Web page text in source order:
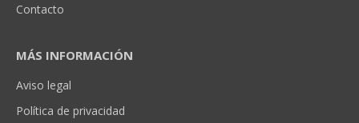
Contacto
MÁS INFORMACIÓN
Aviso legal
Política de privacidad